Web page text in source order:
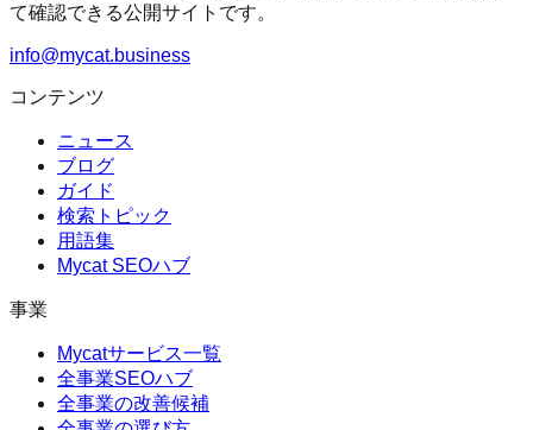
て確認できる公開サイトです。
info@mycat.business
コンテンツ
ニュース
ブログ
ガイド
検索トピック
用語集
Mycat SEOハブ
事業
Mycatサービス一覧
全事業SEOハブ
全事業の改善候補